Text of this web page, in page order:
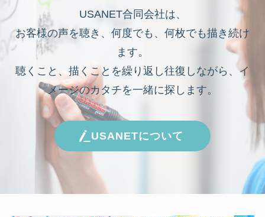
USANET合同会社は、
お客様の声を聴き、何度でも、何枚でも描き続け
ます。
聴くこと、描くことを繰り返し往復しながら、イ
メージのカタチを一緒に探します。
USANETについて